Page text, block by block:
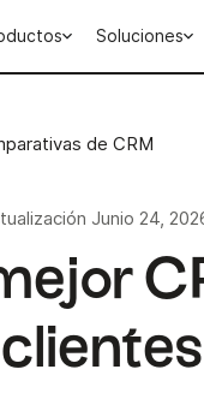
Soluciones
de CRM
Junio 24,